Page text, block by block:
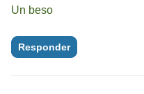
Un beso
Responder